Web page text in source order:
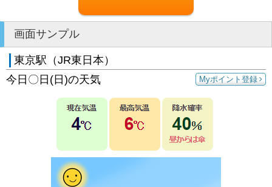
画面サンプル
東京駅（JR東日本）
Myポイント登録
今日〇日(日)の天気